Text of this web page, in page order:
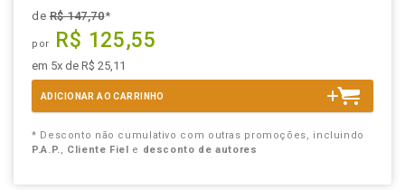
deR$ 147,70*
por R$ 125,55
em 5x de R$ 25,11
ADICIONAR AO CARRINHO
* Desconto não cumulativo com outras promoções, incluindo
P.A.P., Cliente Fiel e desconto de autores